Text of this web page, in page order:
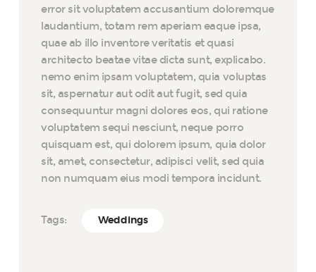
error sit voluptatem accusantium doloremque
laudantium, totam rem aperiam eaque ipsa,
quae ab illo inventore veritatis et quasi
architecto beatae vitae dicta sunt, explicabo.
nemo enim ipsam voluptatem, quia voluptas
sit, aspernatur aut odit aut fugit, sed quia
consequuntur magni dolores eos, qui ratione
voluptatem sequi nesciunt, neque porro
quisquam est, qui dolorem ipsum, quia dolor
sit, amet, consectetur, adipisci velit, sed quia
non numquam eius modi tempora incidunt.
Tags: Weddings